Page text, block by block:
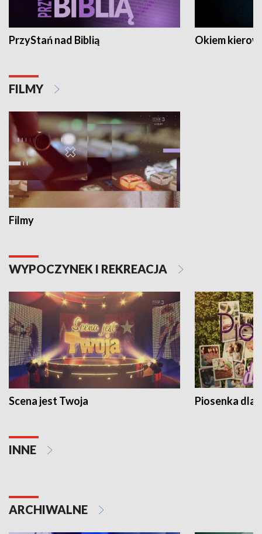
PrzyStań nad Biblią Okiem
FILMY
Filmy
WYPOCZYNEK I REKREACJA
Scena jest Twoja Piosenka dla
INNE
ARCHIWALNE